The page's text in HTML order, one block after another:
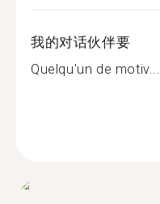
我的对话伙伴要
Quelqu'un de motiv...